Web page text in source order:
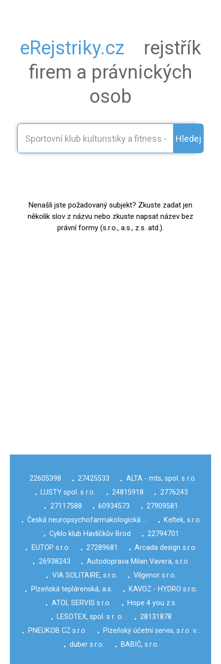
eRejstriky.cz
rejstřík
firem a právnických
osob
Hledej
Nenašli jste požadovaný subjekt? Zkuste zadat jen
několik slov z názvu nebo zkuste napsat název bez
právní formy (s.r.o., a.s., z.s. atd.).
22605398 • 27425533 • ALTA - mts, spol. s r.o.
• LUSTY spol. s r.o. • 24815918 • 2776243
• 27117588 • 60934573 • 27909581
• Česká neuropsychofarmakologická … • Keltek, s.r.o.
• Cyklo klub Havlíčkův Brod • 22794701
•
EUTOP s.r.o. • 27289681 • Arcada design s.r.o.
• 26938243 • Autodoprava Milan Vavera, s.r.o.
• VIA SOLITAIRE, s.r.o. • Vilgenor s.r.o.
•
Plzeňská teplárenská, a.s. • KAVOZ - HYDRO s.r.o.
• ATOL SERVIS s.r.o. • Hope 4 you z.s.
• LESOTEX, spol. s r. o. • 28131878
•
PNEUKOB CZ s.r.o. • Plzeňský účetní servis, s.r.o. v…
• duber s.r.o. • BABIČ, s.r.o.